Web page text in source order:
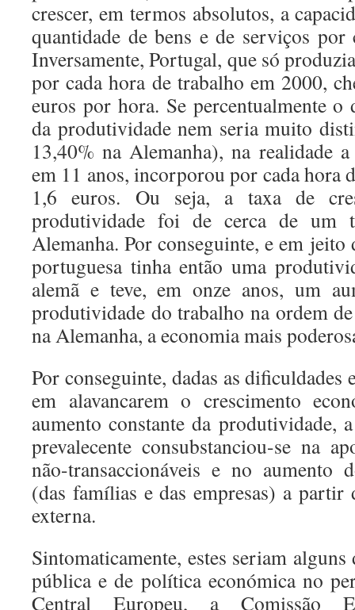
crescer, em termos absolutos, a
quantidade de bens e de serviços por
Inversamente, Portugal, que só
por cada hora de trabalho em 2000,
euros por hora. Se percentualmente o
da produtividade nem seria muito
13,40% na Alemanha), na realidade
em 11 anos, incorporou por cada hora
1,6 euros. Ou seja, a taxa de
produtividade foi de cerca de um
Alemanha. Por conseguinte, e em jeito
portuguesa tinha então uma
alemã e teve, em onze anos, um
produtividade do trabalho na ordem
na Alemanha, a economia mais
Por conseguinte, dadas as dificuldades
em alavancarem o crescimento
aumento constante da produtividade,
prevalecente consubstanciou-se na
não-transaccionáveis e no aumento
(das famílias e das empresas) a partir
externa.
Sintomaticamente, estes seriam
pública e de política económica no
Central Europeu, a